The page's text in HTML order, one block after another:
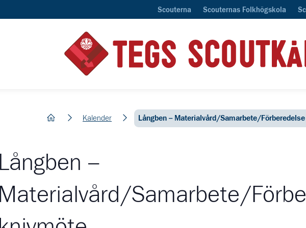
Scouterna Scouternas Folkhögskola
hem Kalender Långben – Materialvård/Samarbete/
Långben –
Materialvård/Samarbete/